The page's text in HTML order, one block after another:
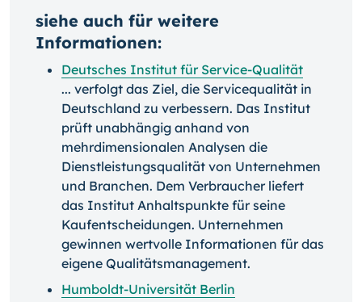
siehe auch für weitere
Informationen:
Deutsches Institut für Service-Qualität
... verfolgt das Ziel, die Servicequalität in
Deutschland zu verbessern. Das Institut
prüft unabhängig anhand von
mehrdimensionalen Analysen die
Dienstleistungsqualität von Unternehmen
und Branchen. Dem Verbraucher liefert
das Institut Anhaltspunkte für seine
Kaufentscheidungen. Unternehmen
gewinnen wertvolle Informationen für das
eigene Qualitätsmanagement.
Humboldt-Universität Berlin